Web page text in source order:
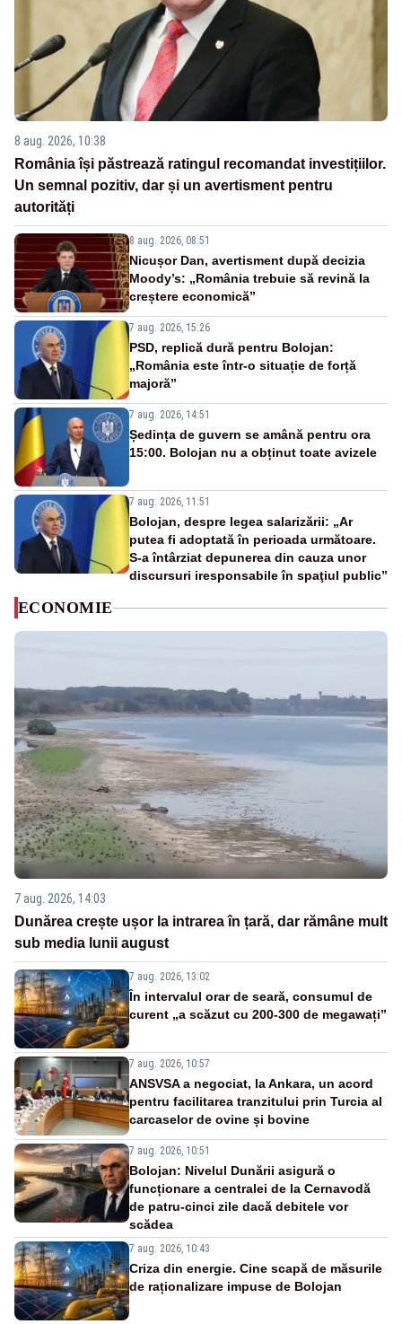
8 aug. 2026, 10:38
România își păstrează ratingul recomandat investițiilor.
Un semnal pozitiv, dar și un avertisment pentru
autorități
8 aug. 2026, 08:51
Nicușor Dan, avertisment după decizia
Moody’s: „România trebuie să revină la
creștere economică”
7 aug. 2026, 15:26
PSD, replică dură pentru Bolojan:
„România este într-o situație de forță
majoră”
7 aug. 2026, 14:51
Ședința de guvern se amână pentru ora
15:00. Bolojan nu a obținut toate avizele
7 aug. 2026, 11:51
Bolojan, despre legea salarizării: „Ar
putea fi adoptată în perioada următoare.
S-a întârziat depunerea din cauza unor
discursuri iresponsabile în spaţiul public”
ECONOMIE
7 aug. 2026, 14:03
Dunărea crește ușor la intrarea în țară, dar rămâne mult
sub media lunii august
7 aug. 2026, 13:02
În intervalul orar de seară, consumul de
curent „a scăzut cu 200-300 de megawați”
7 aug. 2026, 10:57
ANSVSA a negociat, la Ankara, un acord
pentru facilitarea tranzitului prin Turcia al
carcaselor de ovine și bovine
7 aug. 2026, 10:51
Bolojan: Nivelul Dunării asigură o
funcționare a centralei de la Cernavodă
de patru-cinci zile dacă debitele vor
scădea
7 aug. 2026, 10:43
Criza din energie. Cine scapă de măsurile
de raționalizare impuse de Bolojan